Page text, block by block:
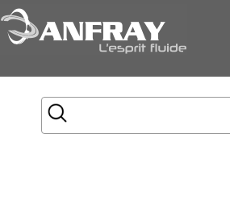
Flexibles
Onduleux